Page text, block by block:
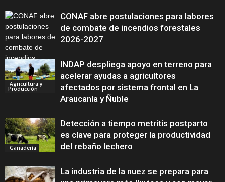
Conaf
CONAF abre postulaciones para labores
de combate de incendios forestales
2026-2027
Agricultura y
Producción
INDAP despliega apoyo en terreno para
acelerar ayudas a agricultores
afectados por sistema frontal en La
Araucanía y Ñuble
Ganadería
Detección a tiempo metritis postparto
es clave para proteger la productividad
del rebaño lechero
La industria de la nuez se prepara para